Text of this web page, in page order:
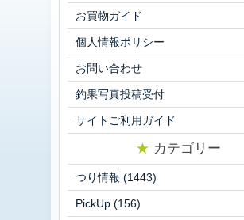
お買物ガイド
個人情報ポリシー
お問い合わせ
釣果写真投稿受付
サイトご利用ガイド
★ カテゴリー
つり情報 (1443)
PickUp (156)